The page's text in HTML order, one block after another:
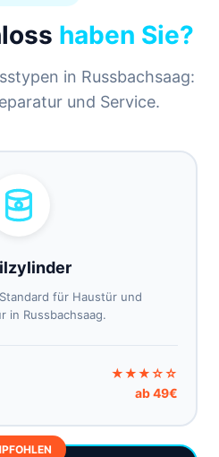
haben Sie?
in Russbachsaag:
und Service.
für Haustür und
in Russbachsaag.
★★★☆☆
ab 49€